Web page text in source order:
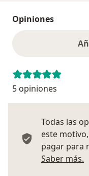
Opiniones
5 opiniones
Todas las
este
pagar para
Saber más.